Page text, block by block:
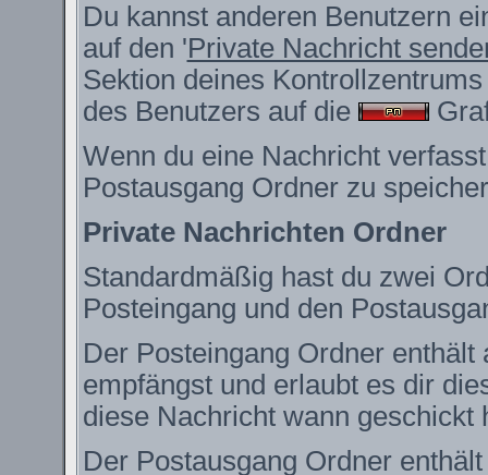
Du kannst anderen Benutzern
auf den 'Private Nachricht
Sektion deines
des Benutzers auf die
Wenn du eine Nachricht
Postausgang Ordner zu
Private Nachrichten Ordner
Standardmäßig hast du zwei
Posteingang und den
Der Posteingang Ordner
empfängst und erlaubt es dir
diese Nachricht wann geschickt
Der Postausgang Ordner